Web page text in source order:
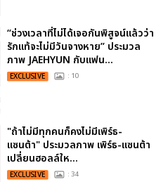
“ช่วงเวลาที่ไม่ได้เจอกันพิสูจน์แล้วว่า
รักแท้จะไม่มีวันจางหาย” ประมวล
ภาพ JAEHYUN กับแฟน...
EXCLUSIVE : 10
"ถ้าไม่มีทุกคนก็คงไม่มีเพิร์ธ-
แซนต้า" ประมวลภาพ เพิร์ธ-แซนต้า
เปลี่ยนฮอลล์ให...
EXCLUSIVE : 34